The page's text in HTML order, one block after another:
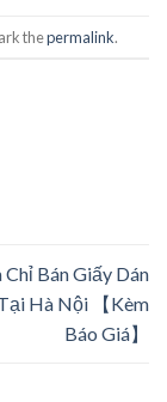
thepermalink.
Bán Giấy Dán
Hà Nội 【Kèm
Báo Giá】